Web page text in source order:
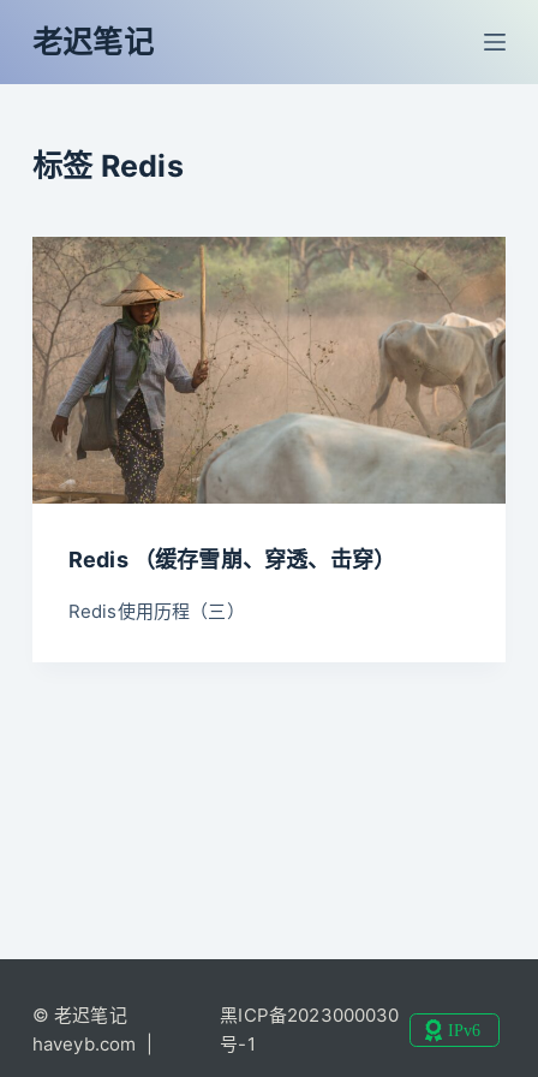
跳
过
内
老迟笔记
标签Redis
Redis （缓存雪崩、穿透、击穿）
Redis使用历程（三）
© 老迟笔记
haveyb.com |
黑ICP备2023000030
号-1